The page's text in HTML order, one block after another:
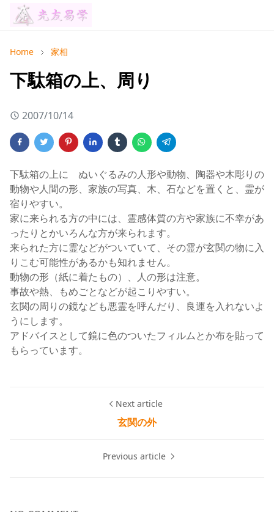
Home 家相
下駄箱の上、周り
2007/10/14
下駄箱の上に ぬいぐるみの人形や動物、陶器や木彫りの
動物や人間の形、家族の写真、木、石などを置くと、霊が
宿りやすい。
家に来られる方の中には、霊感体質の方や家族に不幸があ
ったりとかいろんな方が来られます。
来られた方に霊などがついていて、その霊が玄関の物に入
りこむ可能性があるかも知れません。
動物の形（紙に着たもの）、人の形は注意。
事故や熱、もめごとなどが起こりやすい。
玄関の周りの鏡なども悪霊を呼んだり、良運を入れないよ
うにします。
アドバイスとして鏡に色のついたフィルムとか布を貼って
もらっています。
Next article
玄関の外
Previous article